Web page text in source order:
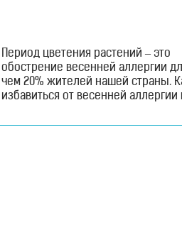
Период цветения растений – это
обострение весенней аллергии
чем 20% жителей нашей страны.
избавиться от весенней аллергии
материале! Поллиноз или